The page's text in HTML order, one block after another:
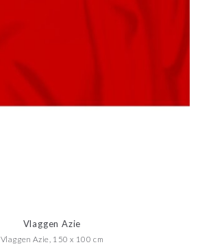
Vlaggen Azie
Vlaggen Azie, 150 x 100 cm